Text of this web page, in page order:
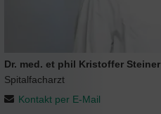
Dr. med. et phil Kristoffer Steiner
Spitalfacharzt
Kontakt per E-Mail